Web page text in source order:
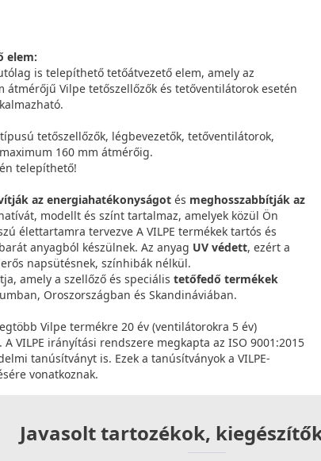
elem:
is telepíthető tetőátvezető elem, amely az
Vilpe tetőszellőzők és tetőventilátorok esetén
tetőszellőzők, légbevezetők, tetőventilátorok,
160 mm átmérőig.
telepíthető!
az energiahatékonyságot és meghosszabbítják az
modellt és színt tartalmaz, amelyek közül Ön
élettartamra tervezve A VILPE termékek tartós és
anyagból készülnek. Az anyag UV védett, ezért a
napsütésnek, színhibák nélkül.
amely a szellőző és speciális tetőfedő termékek
Oroszországban és Skandináviában.
Vilpe termékre 20 év (ventilátorokra 5 év)
VILPE irányítási rendszere megkapta az ISO 9001:2015
tanúsítványt is. Ezek a tanúsítványok a VILPE-
vonatkoznak.
Javasolt tartozékok,